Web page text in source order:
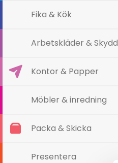
Fika & Kök
Arbetskläder & Skydd
Kontor & Papper
Möbler & inredning
Packa & Skicka
Presentera